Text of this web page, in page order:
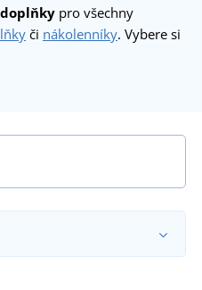
pro všechny
či nákolenníky. Vybere si